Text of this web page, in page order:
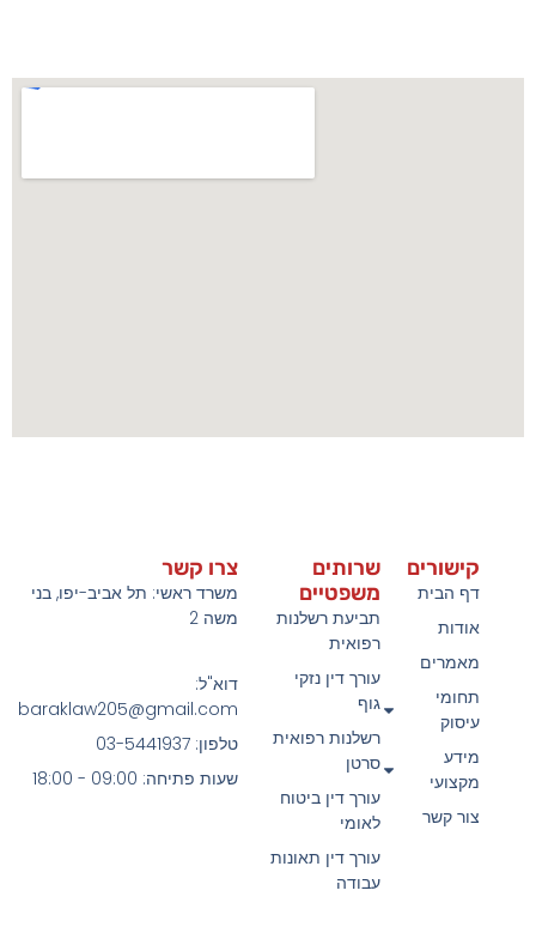
שרותים
משפטיים
תביעת רשלנות
רפואית
עורך דין נזקי
גוף
רשלנות רפואית
סרטן
עורך דין ביטוח
לאומי
עורך דין תאונות
עבודה
קישורים
דף הבית
אודות
מאמרים
תחומי
עיסוק
מידע
מקצועי
צור קשר
צרו קשר
משרד ראשי: תל אביב-יפו, בני
משה 2
דוא"ל:
baraklaw205@gmail.com
טלפון: 03-5441937
שעות פתיחה: 09:00 - 18:00